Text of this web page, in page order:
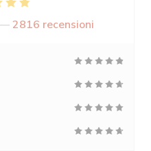
—2816 recensioni